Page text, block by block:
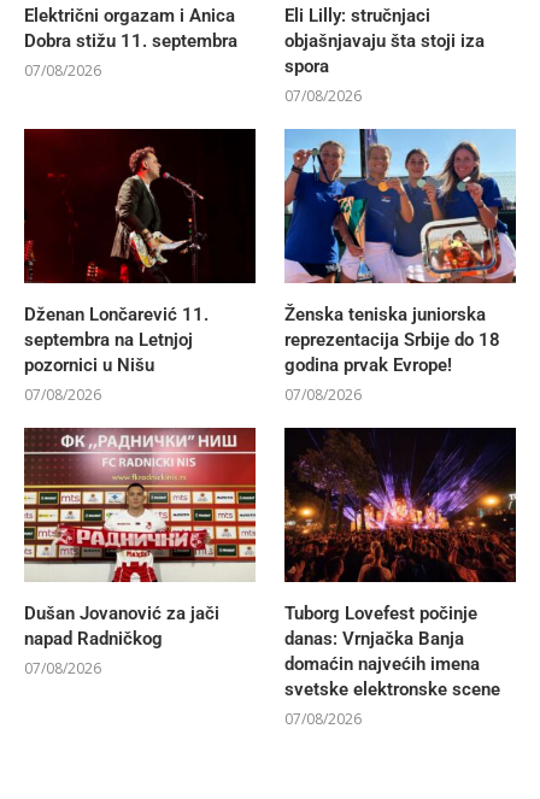
Električni orgazam i Anica
Dobra stižu 11. septembra
07/08/2026
Eli Lilly: stručnjaci
objašnjavaju šta stoji iza
spora
07/08/2026
Dženan Lončarević 11.
septembra na Letnjoj
pozornici u Nišu
07/08/2026
Ženska teniska juniorska
reprezentacija Srbije do 18
godina prvak Evrope!
07/08/2026
Dušan Jovanović za jači
napad Radničkog
07/08/2026
Tuborg Lovefest počinje
danas: Vrnjačka Banja
domaćin najvećih imena
svetske elektronske scene
07/08/2026